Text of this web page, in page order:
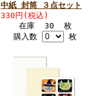
中紙 封筒 ３点セット
330円(税込)
在庫 30 枚
購入数
枚